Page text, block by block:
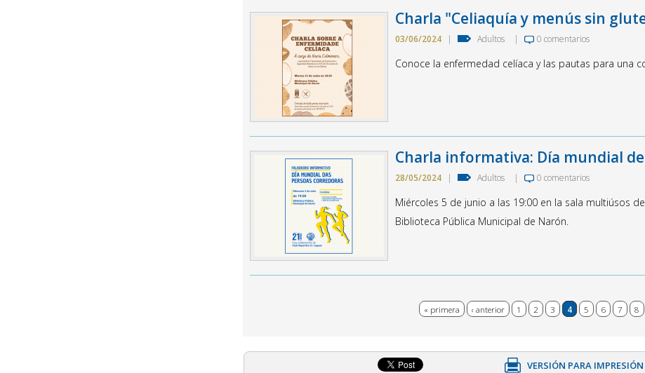
Charla "Celiaquía y menús sin
03/06/2024 | Adultos | 0 comentarios
Conoce la enfermedad celíaca y las pautas para una
Charla informativa: Día mundial
28/05/2024 | Adultos | 0 comentarios
Miércoles 5 de junio a las 19:00 en la sala multiúsos
Biblioteca Pública Municipal de Narón.
« primera ‹ anterior 1 2 3 4 5 6 7 8
VERSIÓN PARA IMPRESIÓN